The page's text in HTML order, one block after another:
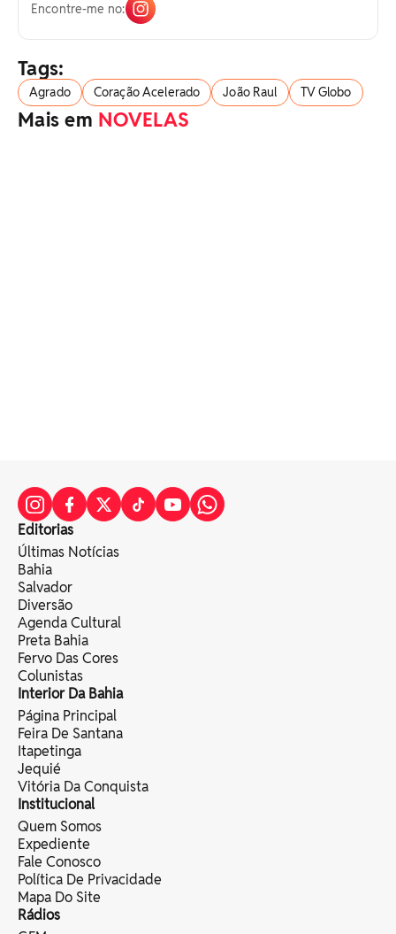
Encontre-me no:
Tags:
Agrado Coração Acelerado João Raul TV Globo
Mais em NOVELAS
Editorias
Últimas Notícias
Bahia
Salvador
Diversão
Agenda Cultural
Preta Bahia
Fervo Das Cores
Colunistas
Interior Da Bahia
Página Principal
Feira De Santana
Itapetinga
Jequié
Vitória Da Conquista
Institucional
Quem Somos
Expediente
Fale Conosco
Política De Privacidade
Mapa Do Site
Rádios